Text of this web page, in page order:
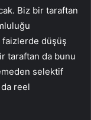
Biz bir taraftan
faizlerde düşüş
taraftan da bunu
selektif
reel